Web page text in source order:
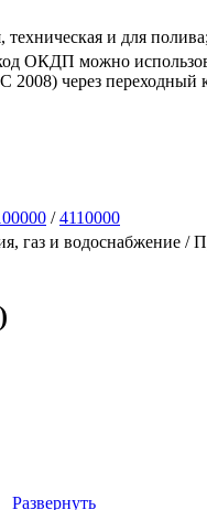
техническая и для
ОКДП можно
2008) через переходный
/4110000
газ и водоснабжение /
Развернуть